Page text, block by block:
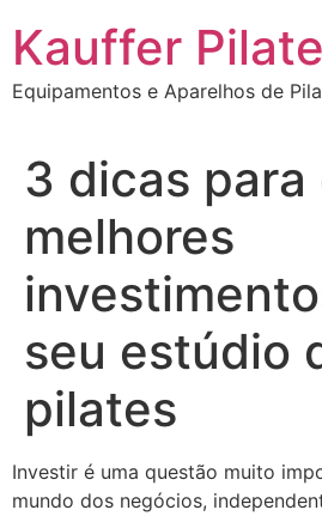
para
conteúdo
Kauffer
Equipamentos e Aparelhos de
3 dicas para
melhores
seu estúdio
pilates
Investir é uma questão muito
mundo dos negócios,